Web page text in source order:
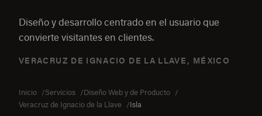
Diseño y desarrollo centrado en el usuario que
convierte visitantes en clientes.
VERACRUZ DE IGNACIO DE LA LLAVE, MÉXICO
Inicio Servicios
Diseño Web y de Producto
Veracruz de Ignacio de la Llave
Isla